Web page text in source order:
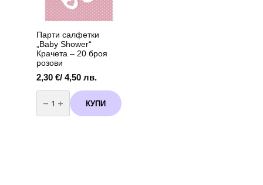
Парти салфетки
„Baby Shower“
Крачета – 20 броя
розови
2,30 €/ 4,50 лв.
количество
за
Парти
салфетки
КУПИ